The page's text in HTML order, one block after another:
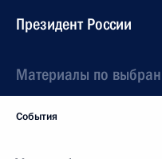
Президент России
Материалы по
События